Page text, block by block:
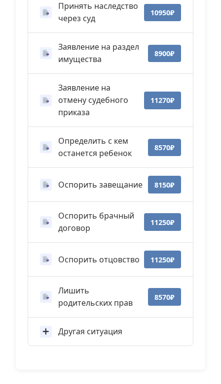
Принять наследство
через суд
10950₽
Заявление на раздел
имущества
8900₽
Заявление на
отмену судебного
приказа
11270₽
Определить с кем
останется ребенок
8570₽
Оспорить завещание 8150₽
Оспорить брачный
договор
11250₽
Оспорить отцовство 11250₽
Лишить
родительских прав
8570₽
Другая ситуация